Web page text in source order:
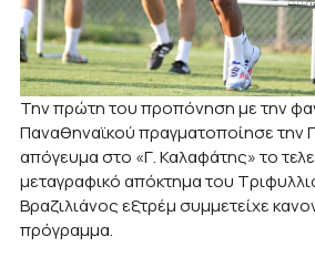
Την πρώτη του προπόνηση με την
Παναθηναϊκού πραγματοποίησε την
απόγευμα στο «Γ. Καλαφάτης» το
μεταγραφικό απόκτημα του
Βραζιλιάνος εξτρέμ συμμετείχε
πρόγραμμα.